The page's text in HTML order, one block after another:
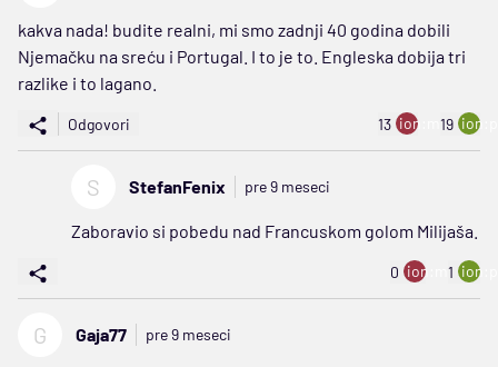
kakva nada! budite realni, mi smo zadnji 40 godina dobili
Njemačku na sreću i Portugal. I to je to. Engleska dobija tri
razlike i to lagano.
Odgovori 13 ion:minus
19
S StefanFenix pre 9 meseci
Zaboravio si pobedu nad Francuskom golom Milijaša.
0 ion:minus
1
G Gaja77 pre 9 meseci